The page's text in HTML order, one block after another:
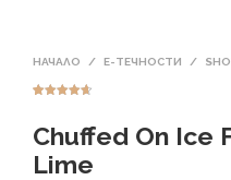
НАЧАЛО / Е-ТЕЧНОСТИ /
базирано
на
ки оценки
Chuffed On Ice
Lime